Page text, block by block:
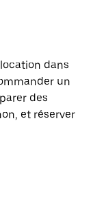
dans
un
des
et réserver